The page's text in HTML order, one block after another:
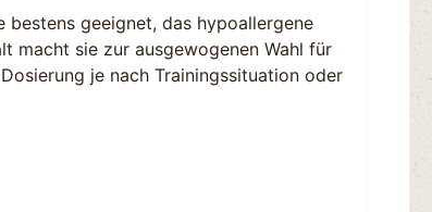
geeignet, das hypoallergene
macht sie zur ausgewogenen Wahl für
je nach Trainingssituation oder